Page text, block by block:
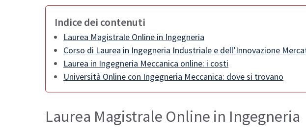
Indice dei contenuti
Laurea Magistrale Online in Ingegneria
Corso di Laurea in Ingegneria Industriale e dell’Innovazione
Laurea in Ingegneria Meccanica online: i costi
Università Online con Ingegneria Meccanica: dove si trovano
Laurea Magistrale Online in Ingegneria